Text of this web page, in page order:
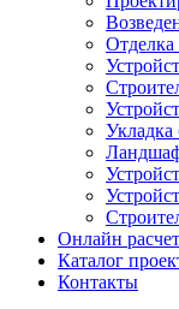
Отделка
Укладка
Онлайн расчет
Каталог
Контакты